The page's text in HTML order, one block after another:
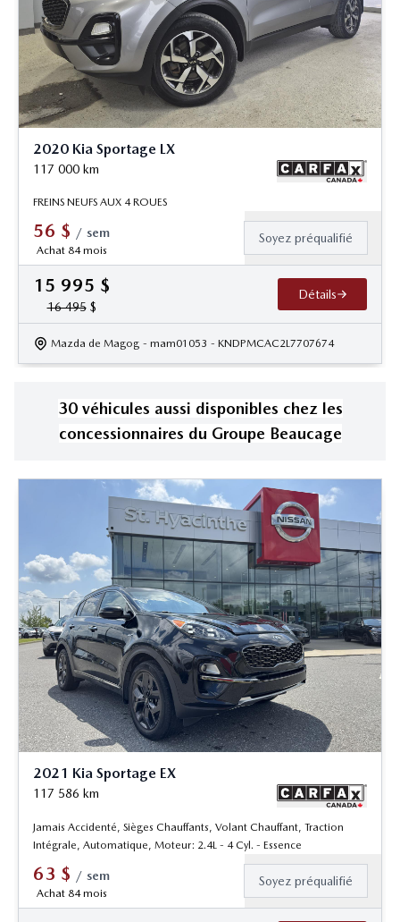
2020 Kia Sportage LX
117 000 km
FREINS NEUFS AUX 4 ROUES
56 $ / sem
Achat 84 mois
Soyez préqualifié
15 995 $
16 495$
Détails
Mazda de Magog - mam01053 - KNDPMCAC2L7707674
30 véhicules aussi disponibles chez les
concessionnaires du Groupe Beaucage
2021 Kia Sportage EX
117 586 km
Jamais Accidenté, Sièges Chauffants, Volant Chauffant, Traction
Intégrale, Automatique, Moteur: 2.4L - 4 Cyl. - Essence
63 $ / sem
Achat 84 mois
Soyez préqualifié